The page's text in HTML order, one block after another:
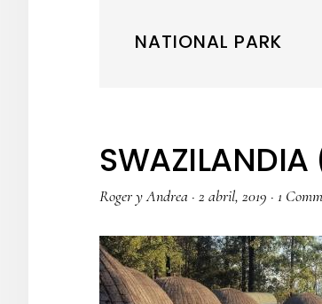
NATIONAL PARK
Roger y Andrea · 2 abril, 2019 · 1